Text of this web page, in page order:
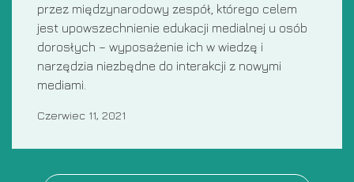
przez międzynarodowy zespół, którego celem
jest upowszechnienie edukacji medialnej u osób
dorosłych – wyposażenie ich w wiedzę i
narzędzia niezbędne do interakcji z nowymi
mediami.
Czerwiec 11, 2021